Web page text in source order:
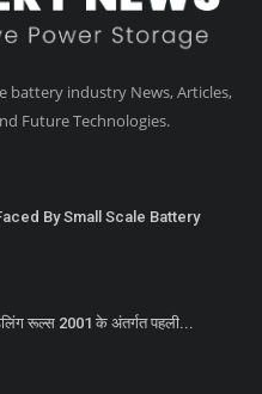
battery industry News, Articles,
Future Technologies.
By Small Scale Battery
रूल्स 2001 के अंतर्गत पहली...